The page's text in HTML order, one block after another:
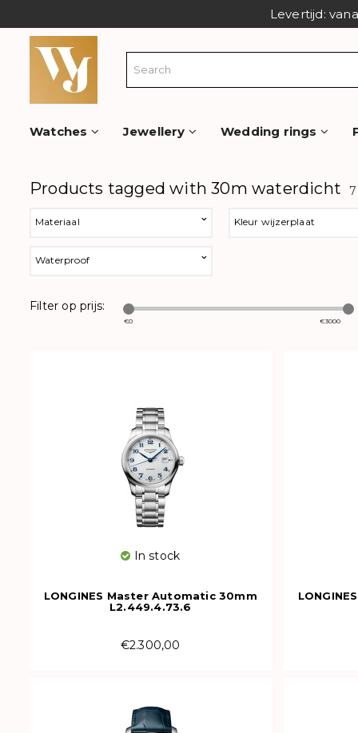
Levertijd:
Watches Jewellery Wedding rings
Products tagged with 30m waterdicht
Materiaal Kleur wijzerplaat
Waterproof
Filter op prijs:
€0 €3000
In stock
LONGINES Master Automatic 30mm
L2.449.4.73.6
€2.300,00